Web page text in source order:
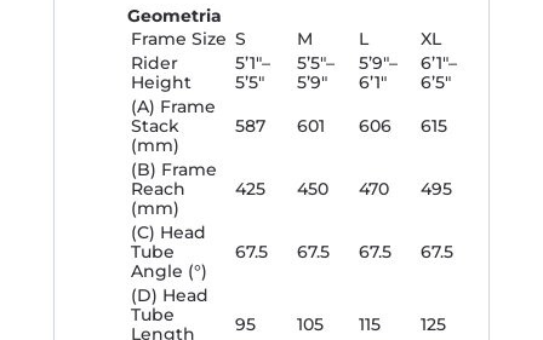
Geometria
Frame Size S M L
XL
Rider
Height
5’1″–
5’5″
5’5″–
5’9″
5’9″–
6’1″
6’1″–
6’5″
(A) Frame
Stack
(mm)
587 601 606
615
(B) Frame
Reach
(mm)
425 450 470
495
(C) Head
Tube
Angle (°)
67.5 67.5 67.5
67.5
(D) Head
Tube
Length
95 105 115 125